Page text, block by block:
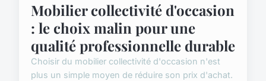
Mobilier collectivité d'occasion
: le choix malin pour une
qualité professionnelle durable
Choisir du mobilier collectivité d'occasion n'est
plus un simple moyen de réduire son prix d'achat.